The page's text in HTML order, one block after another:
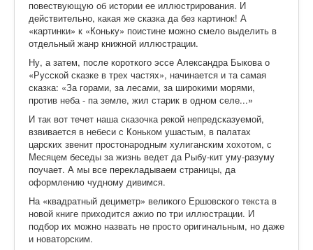
повествующую об истории ее иллюстрирования. И
действительно, какая же сказка да без картинок! А
«картинки» к «Коньку» поистине можно смело выделить в
отдельный жанр книжной иллюстрации.
Ну, а затем, после короткого эссе Александра Быкова о
«Русской сказке в трех частях», начинается и та самая
сказка: «За горами, за лесами, за широкими морями,
против неба - па земле, жил старик в одном селе...»
И так вот течет наша сказочка рекой непредсказуемой,
взвивается в небеси с Коньком ушастым, в палатах
царских звенит простонародным хулиганским хохотом, с
Месяцем беседы за жизнь ведет да Рыбу-кит уму-разуму
поучает. А мы все перекладываем страницы, да
оформлению чудному дивимся.
На «квадратный дециметр» великого Ершовского текста в
новой книге приходится ажио по три иллюстрации. И
подбор их можно назвать не просто оригинальным, но даже
и новаторским.